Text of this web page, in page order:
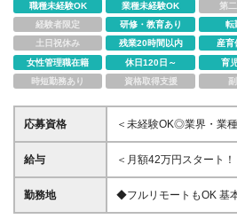
職種未経験OK 業種未経験OK 第
経験者限定
研修・教育あり 転
土日祝休み
残業20時間以内 産育
女性管理職在籍
休日120日～ 育
時短勤務あり
資格取得支援
応募資格
＜未経験OK◎業界・業
社会人経験3年以上お持ちの方 【歓迎／
※EC運営の経験や
うな方を求めています＞
クリエイティブな集団
給与
＜月額42万円スタート
◆年俸500万円～ ※上記金額の1/12を月々支給いたし
ます。 ※2年目以降は勤
勤務地
◆フルリモートもOK 基
リッドを想定していま